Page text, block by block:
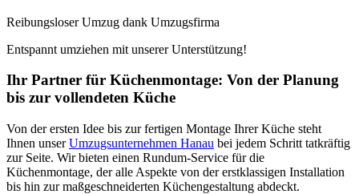
Reibungsloser Umzug dank Umzugsfirma
Entspannt umziehen mit unserer Unterstützung!
Ihr Partner für Küchenmontage: Von der Planung
bis zur vollendeten Küche
Von der ersten Idee bis zur fertigen Montage Ihrer Küche steht
Ihnen unserUmzugsunternehmen Hanau bei jedem Schritt tatkräftig
zur Seite. Wir bieten einen Rundum-Service für die
Küchenmontage, der alle Aspekte von der erstklassigen Installation
bis hin zur maßgeschneiderten Küchengestaltung abdeckt.